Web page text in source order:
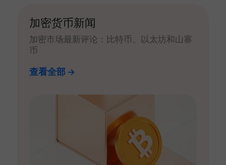
加密货币新闻
加密市场最新评论：比特币、以太坊和山寨
币
查看全部